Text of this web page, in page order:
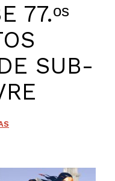
77.ᵒˢ
SUB-